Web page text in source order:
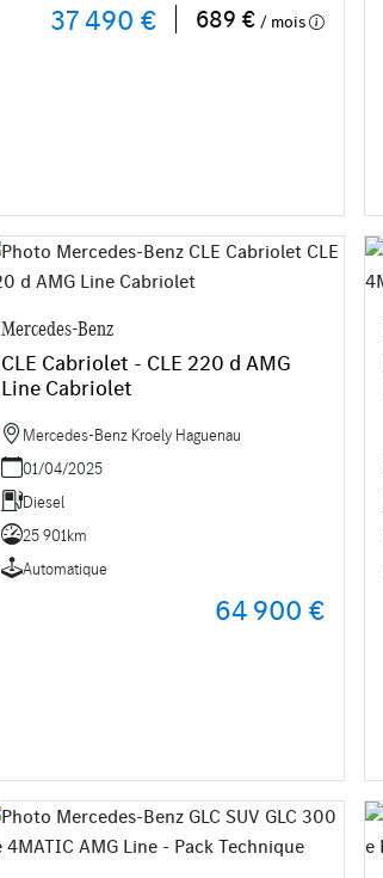
37 490 € 689 € / mois
Mercedes-Benz
CLE Cabriolet - CLE 220 d AMG
Line Cabriolet
Mercedes-Benz Kroely Haguenau
01/04/2025
Diesel
25 901km
Automatique
64 900 €